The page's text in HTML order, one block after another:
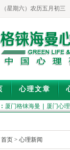
星期六）农历五月初三
心理文章
厦门格铼海曼 厦门心
首页 > 心理新闻